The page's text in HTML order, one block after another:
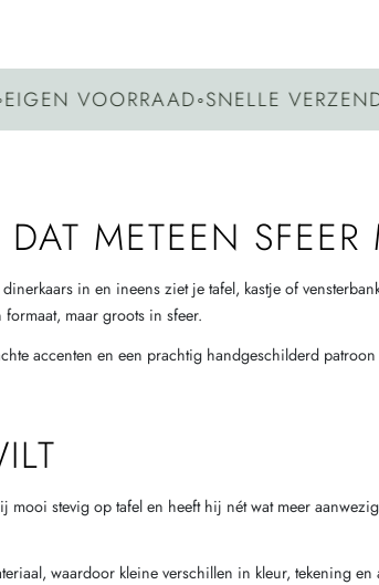
VOORRAAD◦SNELLE VERZENDING
METEEN SFEER
in en ineens ziet je tafel, kastje of
maar groots in sfeer.
accenten en een prachtig handgeschilderd
stevig op tafel en heeft hij nét wat meer
waardoor kleine verschillen in kleur, tekening